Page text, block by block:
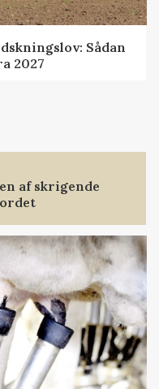
Sådan
2027
af skrigende